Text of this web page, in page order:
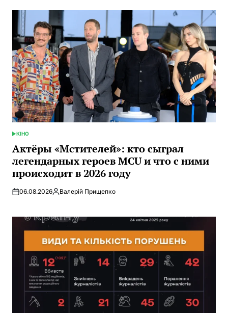
ОПУБЛИКОВАНО
КІНО
Актёры «Мстителей»: кто сыграл
легендарных героев MCU и что с ними
происходит в 2026 году
06.08.2026Запись
Валерій Прищепко